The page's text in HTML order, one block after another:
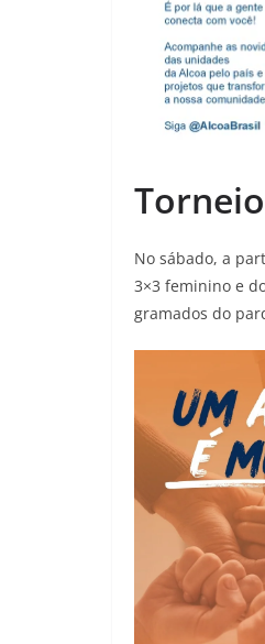
No sábado, a
3×3 feminino e
gramados do